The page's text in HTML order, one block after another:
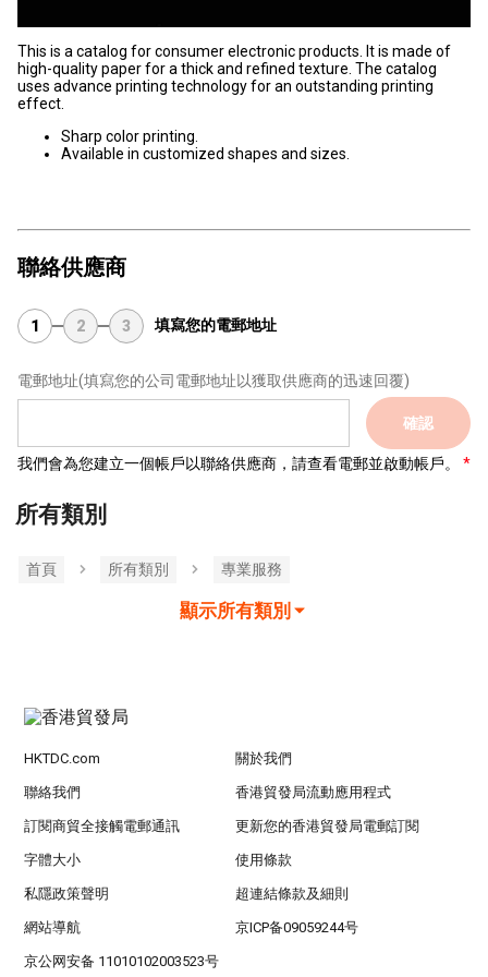
This is a catalog for consumer electronic products. It is made of
high-quality paper for a thick and refined texture. The catalog
uses advance printing technology for an outstanding printing
effect.
Sharp color printing.
Available in customized shapes and sizes.
聯絡供應商
1 2 3 填寫您的電郵地址
電郵地址(填寫您的公司電郵地址以獲取供應商的迅速回覆)
確認
我們會為您建立一個帳戶以聯絡供應商，請查看電郵並啟動帳戶。
所有類別
首頁 所有類別 專業服務
顯示所有類別
HKTDC.com 關於我們
聯絡我們 香港貿發局流動應用程式
訂閱商貿全接觸電郵通訊 更新您的香港貿發局電郵訂閱
字體大小 使用條款
私隱政策聲明 超連結條款及細則
網站導航 京ICP备09059244号
京公网安备 11010102003523号